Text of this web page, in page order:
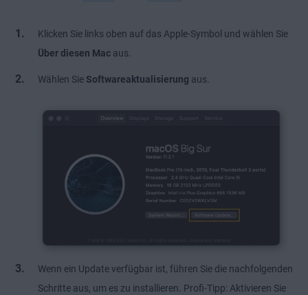
Klicken Sie links oben auf das Apple-Symbol und wählen Sie
Über diesen Mac aus.
Wählen Sie Softwareaktualisierung aus.
Wenn ein Update verfügbar ist, führen Sie die nachfolgenden
Schritte aus, um es zu installieren. Profi-Tipp: Aktivieren Sie